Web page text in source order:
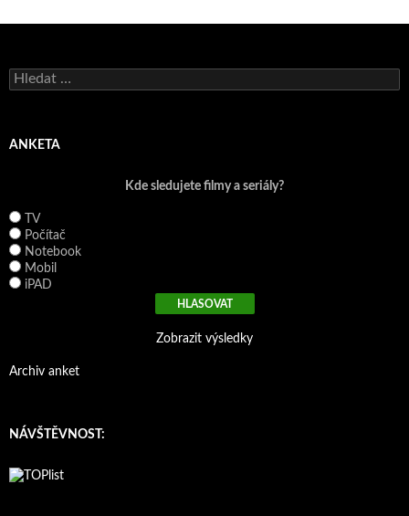
V
y
e
á
n
í
ANKETA
Kde sledujete filmy a seriály?
TV
Počítač
Notebook
Mobil
iPAD
Zobrazit výsledky
Archiv anket
NÁVŠTĚVNOST: